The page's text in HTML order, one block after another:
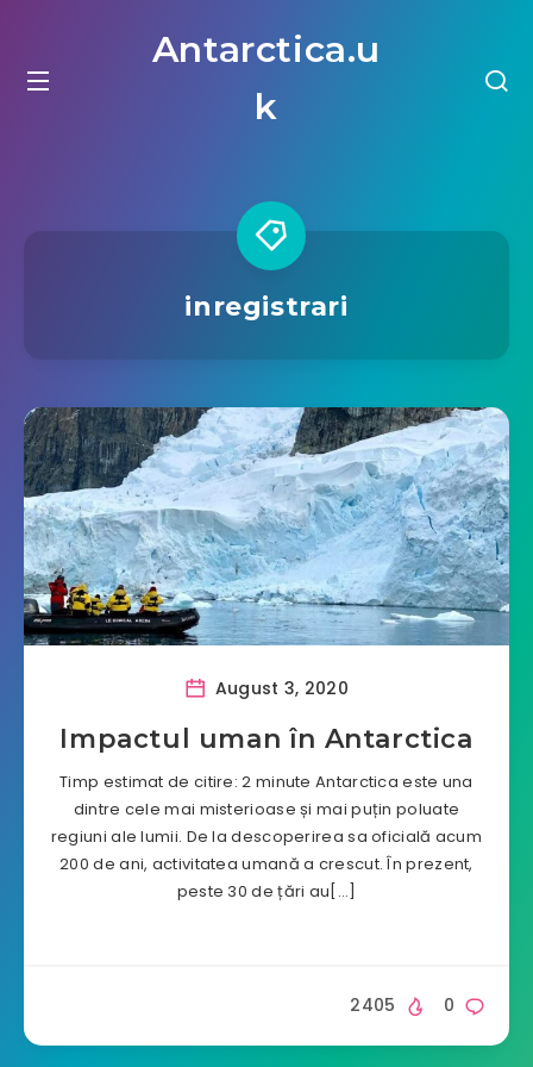
Antarctica.u
k
inregistrari
August 3, 2020
Impactul uman în Antarctica
Timp estimat de citire: 2 minute Antarctica este una
dintre cele mai misterioase și mai puțin poluate
regiuni ale lumii. De la descoperirea sa oficială acum
200 de ani, activitatea umană a crescut. În prezent,
peste 30 de țări au[…]
0
2405